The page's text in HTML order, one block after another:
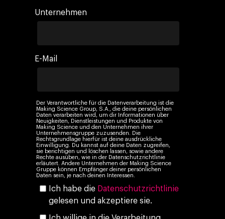
Unternehmen
E-Mail
Der Verantwortliche für die Datenverarbeitung ist die
Making Science Group, S.A., die deine persönlichen
Daten verarbeiten wird, um dir Informationen über
Neuigkeiten, Dienstleistungen und Produkte von
Making Science und den Unternehmen ihrer
Unternehmensgruppe zuzusenden. Die
Rechtsgrundlage hierfür ist deine ausdrückliche
Einwilligung. Du kannst auf deine Daten zugreifen,
sie berichtigen und löschen lassen, sowie andere
Rechte ausüben, wie in der Datenschutzrichtlinie
erläutert. Andere Unternehmen der Making Science
Gruppe können Empfänger deiner persönlichen
Daten sein, je nach deinen Interessen.
Ich habe die Datenschutzrichtlinie
gelesen und akzeptiere sie.
10. Jahrestag
ESG
Eigen Medien
Marketing
Ebooks & Reports